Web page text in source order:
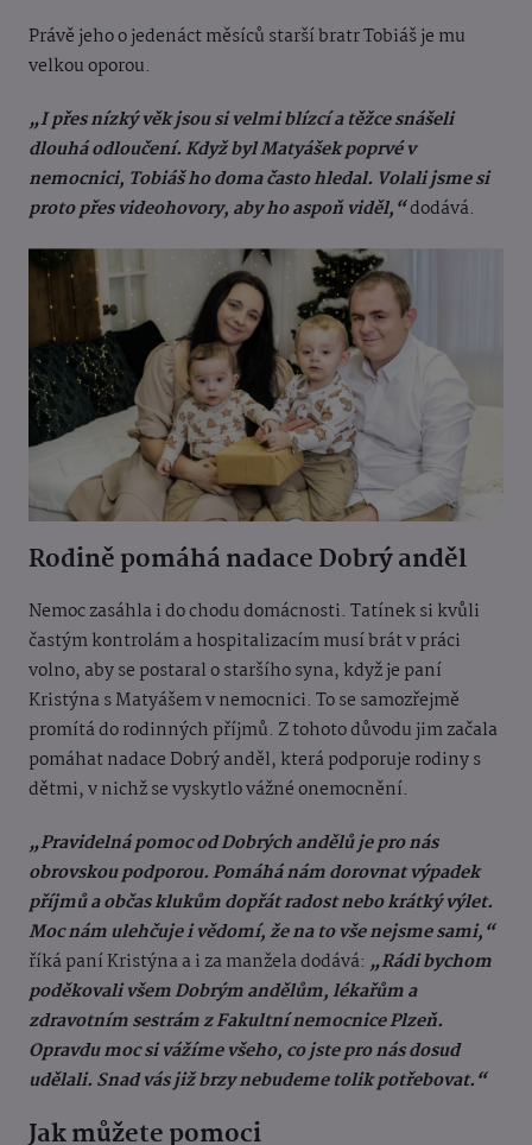
Právě jeho o jedenáct měsíců starší bratr Tobiáš je mu
velkou oporou.
„I přes nízký věk jsou si velmi blízcí a těžce snášeli
dlouhá odloučení. Když byl Matyášek poprvé v
nemocnici, Tobiáš ho doma často hledal. Volali jsme si
proto přes videohovory, aby ho aspoň viděl,“dodává.
Rodině pomáhá nadace Dobrý anděl
Nemoc zasáhla i do chodu domácnosti. Tatínek si kvůli
častým kontrolám a hospitalizacím musí brát v práci
volno, aby se postaral o staršího syna, když je paní
Kristýna s Matyášem v nemocnici. To se samozřejmě
promítá do rodinných příjmů. Z tohoto důvodu jim začala
pomáhat nadace Dobrý anděl, která podporuje rodiny s
dětmi, v nichž se vyskytlo vážné onemocnění.
„Pravidelná pomoc od Dobrých andělů je pro nás
obrovskou podporou. Pomáhá nám dorovnat výpadek
příjmů a občas klukům dopřát radost nebo krátký výlet.
Moc nám ulehčuje i vědomí, že na to vše nejsme sami,“
říká paní Kristýna a i za manžela dodává: „Rádi bychom
poděkovali všem Dobrým andělům, lékařům a
zdravotním sestrám z Fakultní nemocnice Plzeň.
Opravdu moc si vážíme všeho, co jste pro nás dosud
udělali. Snad vás již brzy nebudeme tolik potřebovat.“
Jak můžete pomoci